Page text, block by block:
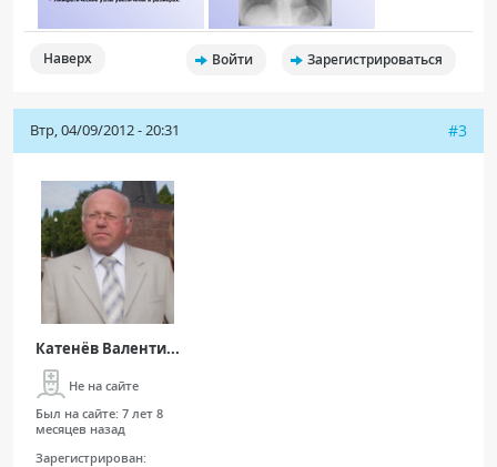
Наверх Войти Зарегистрироваться
Втр, 04/09/2012 - 20:31 #3
Катенёв Валенти...
Не на сайте
Был на сайте: 7 лет 8
месяцев назад
Зарегистрирован: